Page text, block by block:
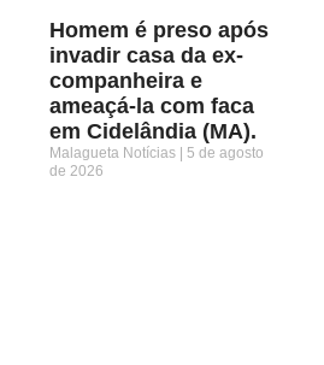
Homem é preso após
invadir casa da ex-
companheira e
ameaçá-la com faca
em Cidelândia (MA).
Malagueta Notícias
5 de agosto
de 2026